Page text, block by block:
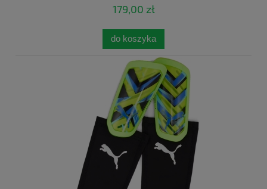
179,00 zł
do koszyka